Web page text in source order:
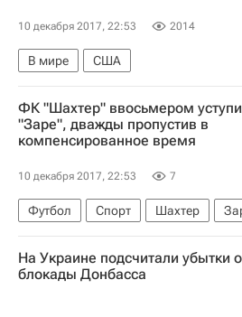
10 декабря 2017, 22:53 2014
В мире
США
Признание США Иерусалима
ФК "Шахтер" ввосьмером
"Заре", дважды пропустив в
компенсированное время
10 декабря 2017, 22:53 7
Футбол Спорт Шахтер
Чемпионат Украины по футболу
На Украине подсчитали убытки
блокады Донбасса